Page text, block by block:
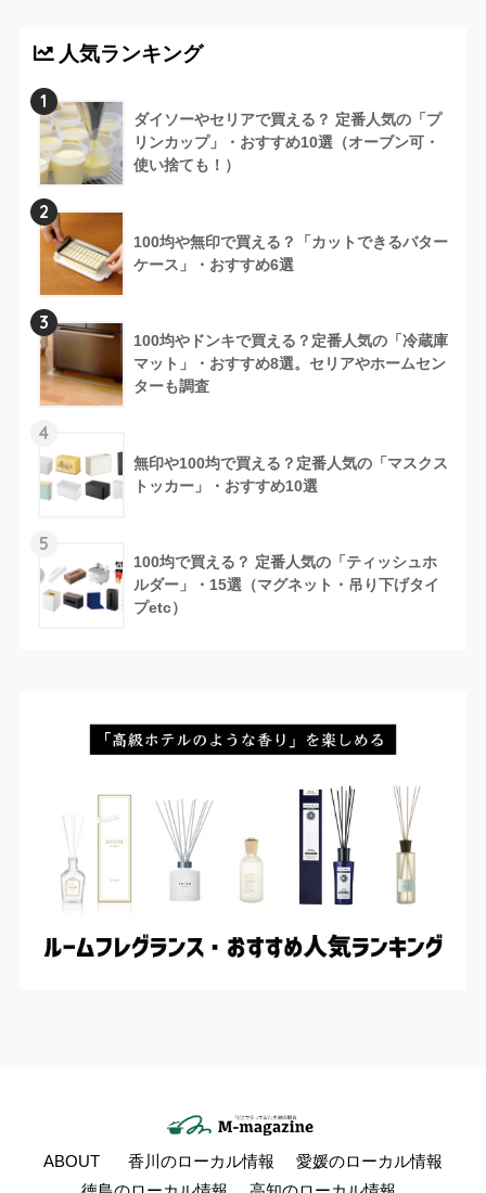
人気ランキング
1
ダイソーやセリアで買える？ 定番人気の「プ
リンカップ」・おすすめ10選（オーブン可・
使い捨ても！）
2
100均や無印で買える？「カットできるバター
ケース」・おすすめ6選
3
100均やドンキで買える？定番人気の「冷蔵庫
マット」・おすすめ8選。セリアやホームセン
ターも調査
4
無印や100均で買える？定番人気の「マスクス
トッカー」・おすすめ10選
5
100均で買える？ 定番人気の「ティッシュホ
ルダー」・15選（マグネット・吊り下げタイ
プetc）
ABOUT 香川のローカル情報
愛媛のローカル情報